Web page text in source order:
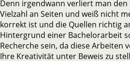
Denn irgendwann verliert man
Vielzahl an Seiten und weiß nicht
korrekt ist und die Quellen richtig
Hintergrund einer Bachelorarbeit
Recherche sein, da diese Arbeiten
Ihre Kreativität unter Beweis zu